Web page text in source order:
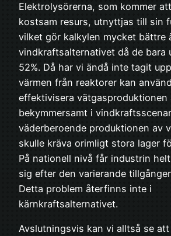
Elektrolysörerna, som kommer
kostsam resurs, utnyttjas till sin
vilket gör kalkylen mycket bättre
vindkraftsalternativet då de bara
52%. Då har vi ändå inte tagit
värmen från reaktorer kan
effektivisera vätgasproduktionen
bekymmersamt i
väderberoende produktionen av
skulle kräva orimligt stora lager
På nationell nivå får industrin
sig efter den varierande
Detta problem återfinns inte i
kärnkraftsalternativet.
Avslutningsvis kan vi alltså se att